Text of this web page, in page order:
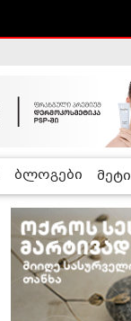
ბლოგები მეტი